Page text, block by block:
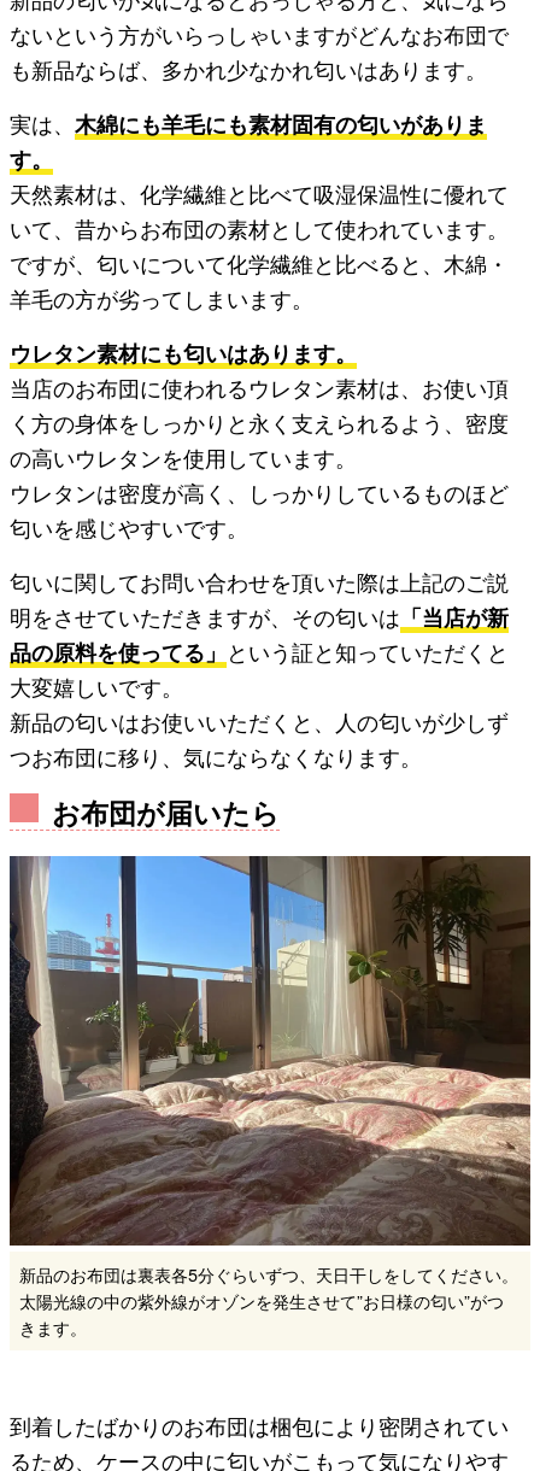
ないという方がいらっしゃいますがどんなお布団で
も新品ならば、多かれ少なかれ匂いはあります。
実は、木綿にも羊毛にも素材固有の匂いがありま
す。
天然素材は、化学繊維と比べて吸湿保温性に優れて
いて、昔からお布団の素材として使われています。
ですが、匂いについて化学繊維と比べると、木綿・
羊毛の方が劣ってしまいます。
ウレタン素材にも匂いはあります。
当店のお布団に使われるウレタン素材は、お使い頂
く方の身体をしっかりと永く支えられるよう、密度
の高いウレタンを使用しています。
ウレタンは密度が高く、しっかりしているものほど
匂いを感じやすいです。
匂いに関してお問い合わせを頂いた際は上記のご説
明をさせていただきますが、その匂いは 「当店が新
品の原料を使ってる」 という証と知っていただくと
大変嬉しいです。
新品の匂いはお使いいただくと、人の匂いが少しず
つお布団に移り、気にならなくなります。
お布団が届いたら
新品のお布団は裏表各5分ぐらいずつ、天日干しをしてください。
太陽光線の中の紫外線がオゾンを発生させて”お日様の匂い”がつ
きます。
到着したばかりのお布団は梱包により密閉されてい
るため、ケースの中に匂いがこもって気になりやす